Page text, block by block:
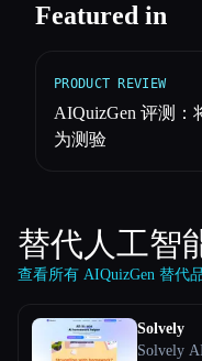
Featured in
PRODUCT REVIEW
AIQuizGen 评测：
为测验
替代人工智
查看所有 AIQuizGen 替代
Solvely
Solvely